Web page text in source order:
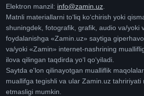
Elektron manzil: info@zamin.uz
Matnli materiallarni toʻliq koʻchirish yoki
shuningdek, fotografik, grafik, audio va/yoki
foydalanishga «Zamin.uz» saytiga
va/yoki «Zamin» internet-nashrining
ilova qilingan taqdirda yoʻl qoʻyiladi.
Saytda e'lon qilinayotgan mualliflik
muallifga tegishli va ular Zamin.uz tahririyati
etmasligi mumkin.